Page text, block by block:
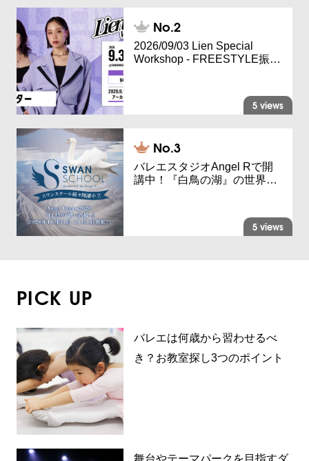
2026/09/03 Lien Special
Workshop - FREESTYLE振…
5 views
バレエスタジオAngel Rで開
講中！『白鳥の湖』の世界…
5 views
PICK UP
バレエは何歳から習わせるべ
き？お教室探し3つのポイント